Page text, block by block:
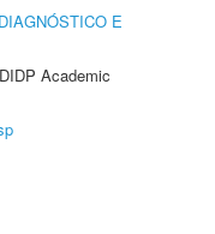
E
Academic